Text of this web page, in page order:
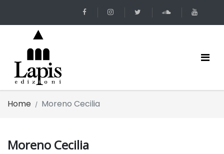
Home Moreno Cecilia
Moreno Cecilia